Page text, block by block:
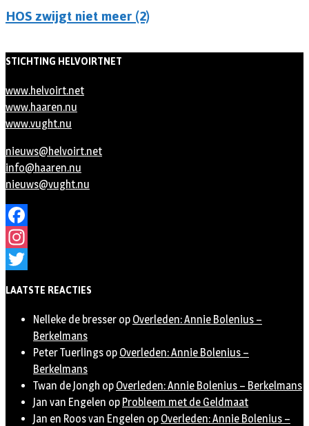
HOS zwijgt niet meer (2)
STICHTING HELVOIRTNET
www.helvoirt.net
www.haaren.nu
www.vught.nu
nieuws@helvoirt.net
info@haaren.nu
nieuws@vught.nu
Facebook
Instagram
LAATSTE REACTIES
Nelleke de bresser op Overleden: Annie Bolenius –
Berkelmans
Peter Tuerlings op Overleden: Annie Bolenius –
Berkelmans
Twan de Jongh op Overleden: Annie Bolenius – Berkelmans
Jan van Engelen op Probleem met de Geldmaat
Jan en Roos van Engelen op Overleden: Annie Bolenius –